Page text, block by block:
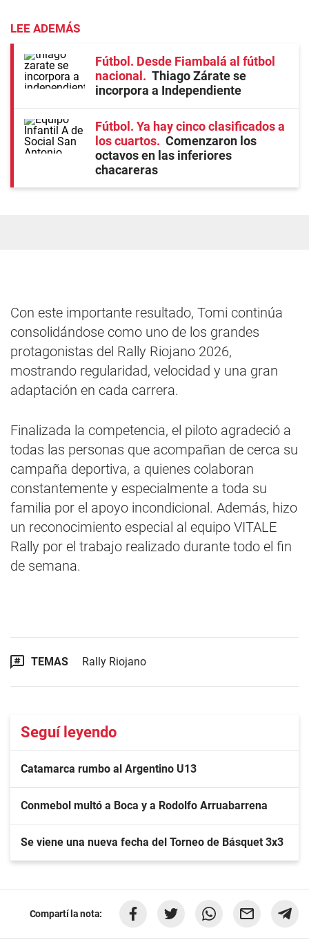
LEE ADEMÁS
Fútbol. Desde Fiambalá al fútbol
nacional
Thiago Zárate se
incorpora a Independiente
Fútbol. Ya hay cinco clasificados a
los cuartos
Comenzaron los
octavos en las inferiores
chacareras
Con este importante resultado, Tomi continúa
consolidándose como uno de los grandes
protagonistas del Rally Riojano 2026,
mostrando regularidad, velocidad y una gran
adaptación en cada carrera.
Finalizada la competencia, el piloto agradeció a
todas las personas que acompañan de cerca su
campaña deportiva, a quienes colaboran
constantemente y especialmente a toda su
familia por el apoyo incondicional. Además, hizo
un reconocimiento especial al equipo VITALE
Rally por el trabajo realizado durante todo el fin
de semana.
TEMAS Rally Riojano
Seguí leyendo
Catamarca rumbo al Argentino U13
Conmebol multó a Boca y a Rodolfo Arruabarrena
Se viene una nueva fecha del Torneo de Básquet 3x3
Compartí la nota: